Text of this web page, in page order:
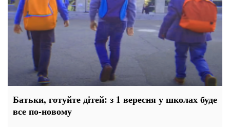
Батьки, готуйте дітей: з 1 вересня у школах буде
все по-новому